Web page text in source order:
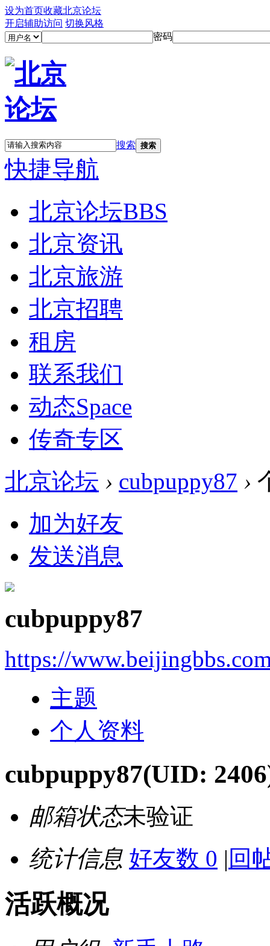
设为首页收藏北京论坛
开启辅助访问 切换风格
密码
搜索 搜索
快捷导航
北京论坛BBS
北京资讯
北京旅游
北京招聘
租房
联系我们
动态Space
传奇专区
北京论坛 › cubpuppy87 ›
加为好友
发送消息
cubpuppy87
https://
主题
个人资料
cubpuppy87(UID:
邮箱状态未验证
统计信息 好友数 0 | 回
活跃概况